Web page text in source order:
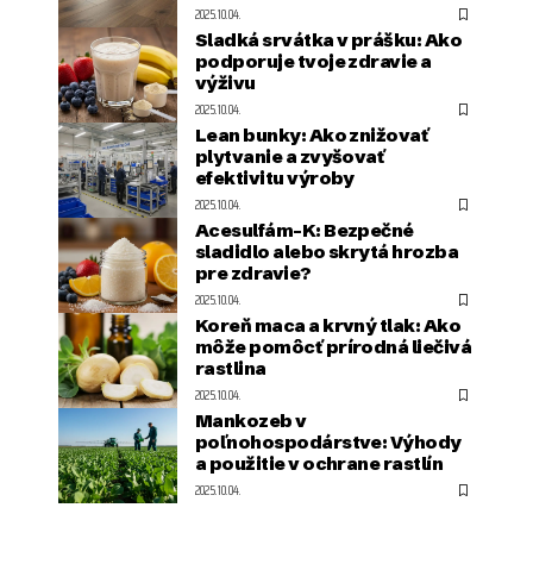
2025.10.04.
Sladká srvátka v prášku: Ako
podporuje tvoje zdravie a
výživu
2025.10.04.
Lean bunky: Ako znižovať
plytvanie a zvyšovať
efektivitu výroby
2025.10.04.
Acesulfám-K: Bezpečné
sladidlo alebo skrytá hrozba
pre zdravie?
2025.10.04.
Koreň maca a krvný tlak: Ako
môže pomôcť prírodná liečivá
rastlina
2025.10.04.
Mankozeb v
poľnohospodárstve: Výhody
a použitie v ochrane rastlín
2025.10.04.